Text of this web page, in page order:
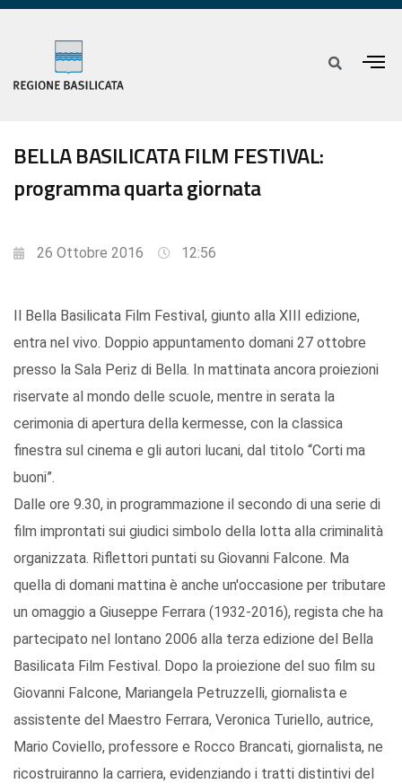
BELLA BASILICATA FILM FESTIVAL:
programma quarta giornata
26 Ottobre 2016 12:56
Il Bella Basilicata Film Festival, giunto alla XIII edizione,
entra nel vivo. Doppio appuntamento domani 27 ottobre
presso la Sala Periz di Bella. In mattinata ancora proiezioni
riservate al mondo delle scuole, mentre in serata la
cerimonia di apertura della kermesse, con la classica
finestra sul cinema e gli autori lucani, dal titolo “Corti ma
buoni”.
Dalle ore 9.30, in programmazione il secondo di una serie di
film improntati sui giudici simbolo della lotta alla criminalità
organizzata. Riflettori puntati su Giovanni Falcone. Ma
quella di domani mattina è anche un'occasione per tributare
un omaggio a Giuseppe Ferrara (1932-2016), regista che ha
partecipato nel lontano 2006 alla terza edizione del Bella
Basilicata Film Festival. Dopo la proiezione del suo film su
Giovanni Falcone, Mariangela Petruzzelli, giornalista e
assistente del Maestro Ferrara, Veronica Turiello, autrice,
Mario Coviello, professore e Rocco Brancati, giornalista, ne
ricostruiranno la carriera, evidenziando i tratti distintivi del